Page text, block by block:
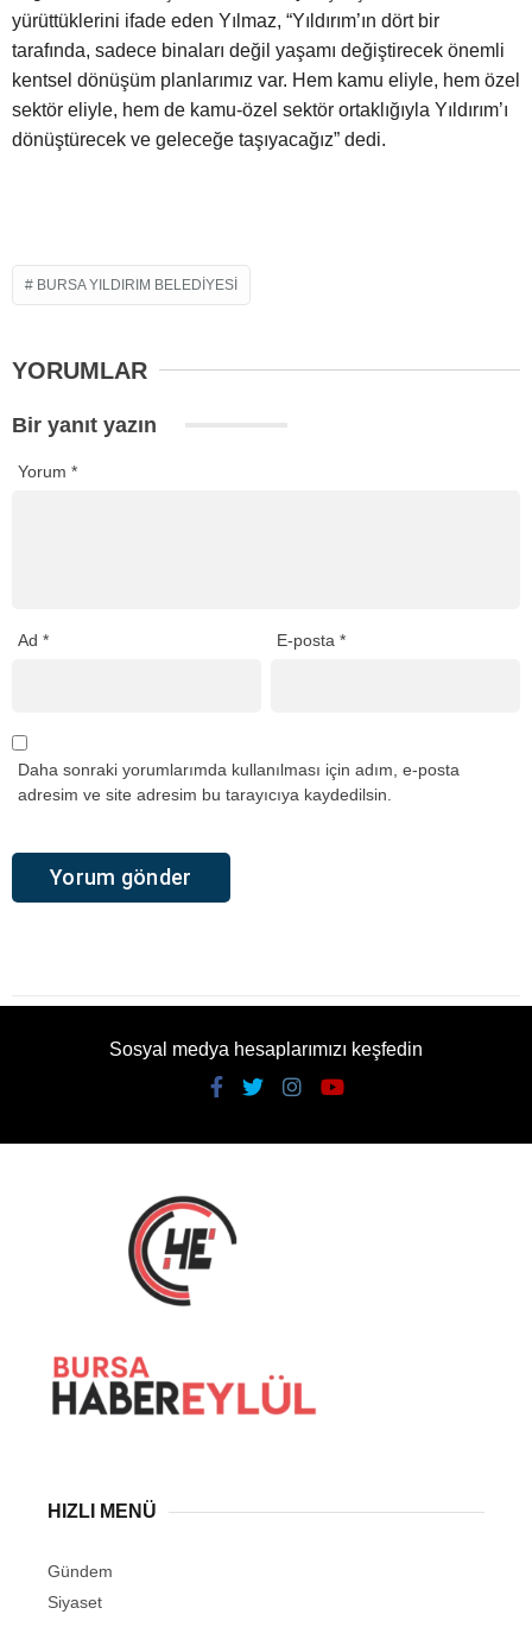
yürüttüklerini ifade eden Yılmaz, “Yıldırım’ın dört bir
tarafında, sadece binaları değil yaşamı değiştirecek önemli
kentsel dönüşüm planlarımız var. Hem kamu eliyle, hem özel
sektör eliyle, hem de kamu-özel sektör ortaklığıyla Yıldırım’ı
dönüştürecek ve geleceğe taşıyacağız” dedi.
BURSA YILDIRIM BELEDIYESI
YORUMLAR
Bir yanıt yazın
Yorum *
Ad * E-posta*
Daha sonraki yorumlarımda kullanılması için adım, e-posta
adresim ve site adresim bu tarayıcıya kaydedilsin.
Sosyal medya hesaplarımızı keşfedin
HIZLI MENÜ
Gündem
Siyaset